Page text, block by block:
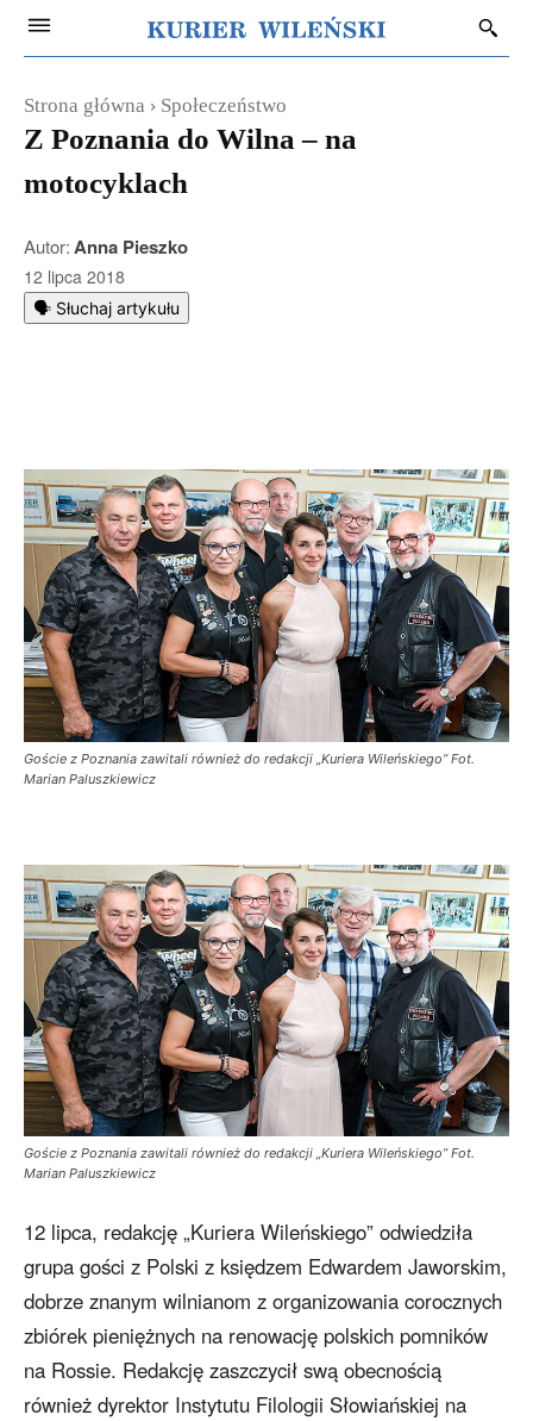
Strona główna Społeczeństwo
Z Poznania do Wilna – na
motocyklach
Autor:Anna Pieszko
12 lipca 2018
🗣️ Słuchaj artykułu
Goście z Poznania zawitali również do redakcji „Kuriera Wileńskiego” Fot.
Marian Paluszkiewicz
Goście z Poznania zawitali również do redakcji „Kuriera Wileńskiego” Fot.
Marian Paluszkiewicz
12 lipca, redakcję „Kuriera Wileńskiego” odwiedziła
grupa gości z Polski z księdzem Edwardem Jaworskim,
dobrze znanym wilnianom z organizowania corocznych
zbiórek pieniężnych na renowację polskich pomników
na Rossie. Redakcję zaszczycił swą obecnością
również dyrektor Instytutu Filologii Słowiańskiej na